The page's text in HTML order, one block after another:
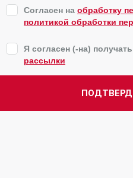
Согласен на обработку
политикой обработки
Я согласен (-на) получать
рассылки